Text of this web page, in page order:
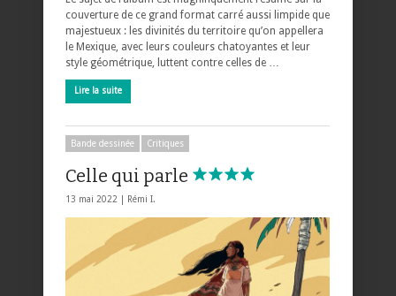
couverture de ce grand format carré aussi limpide que
majestueux : les divinités du territoire qu’on appellera
le Mexique, avec leurs couleurs chatoyantes et leur
style géométrique, luttent contre celles de …
Lire la suite
Bande dessinée Critiques
Celle qui parle
13 mai 2022 | Rémi I.